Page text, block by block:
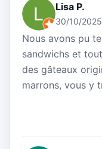
Lisa P.
30/10/2025
Nous avons pu
sandwichs et
des gâteaux
marrons, vous y